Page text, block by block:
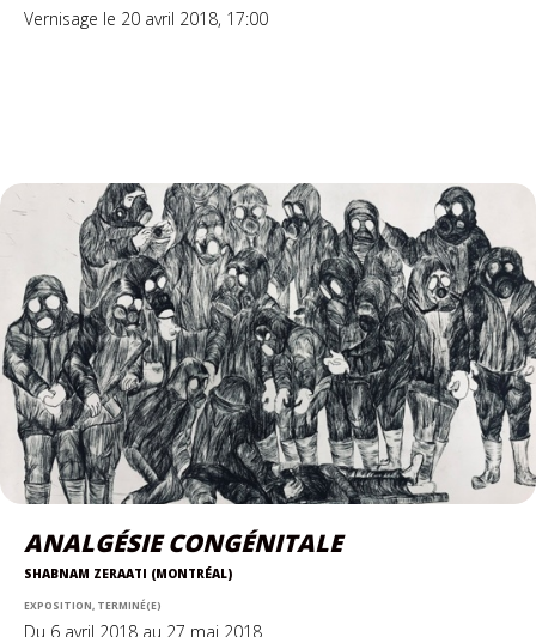
Vernisage le 20 avril 2018, 17:00
ANALGÉSIE CONGÉNITALE
SHABNAM ZERAATI (MONTRÉAL)
EXPOSITION, TERMINÉ(E)
Du 6 avril 2018 au 27 mai 2018